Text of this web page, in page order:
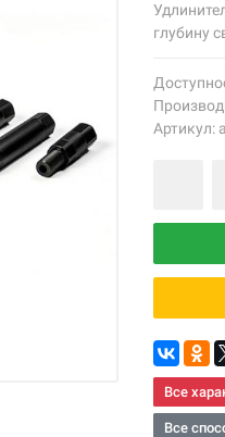
глубину
Артикул:
Все
Все